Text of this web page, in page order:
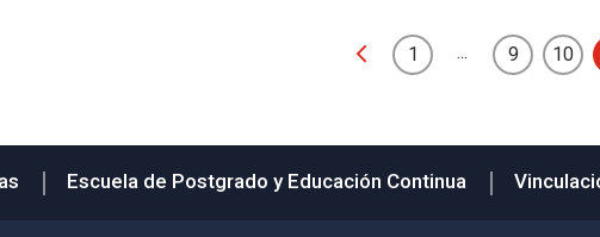
1 ... 9 10
Escuela de Postgrado y Educación Continua